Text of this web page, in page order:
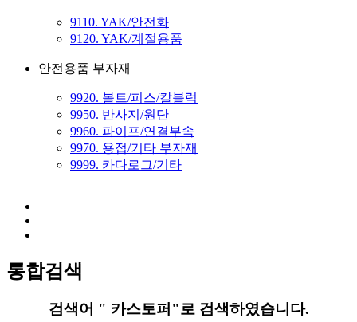
9110. YAK/안전화
9120. YAK/계절용품
안전용품 부자재
9920. 볼트/피스/칼블럭
9950. 반사지/원단
9960. 파이프/연결부속
9970. 용접/기타 부자재
9999. 카다로그/기타
통합검색
검색어 " 카스토퍼 "로 검색하였습니다.